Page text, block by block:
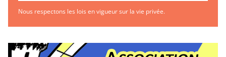
Nous respectons les lois en vigueur sur la vie privée.